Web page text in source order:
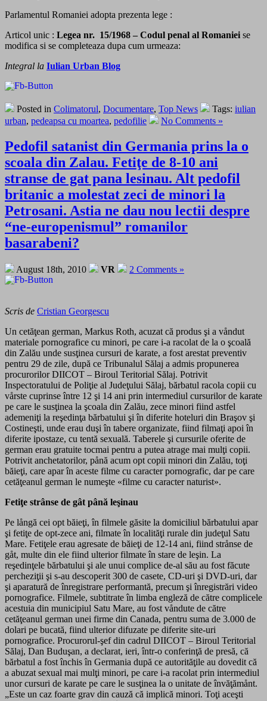
Parlamentul Romaniei adopta prezenta lege :
Articol unic : Legea nr. 15/1968 – Codul penal al Romaniei se
modifica si se completeaza dupa cum urmeaza:
Integral la Iulian Urban Blog
Posted in Colimatorul, Documentare, Top News Tags: iulian
urban, pedeapsa cu moartea, pedofilie No Comments »
Pedofil satanist din Germania prins la o
scoala din Zalau. Fetiţe de 8-10 ani
stranse de gat pana lesinau. Alt pedofil
britanic a molestat zeci de minori la
Petrosani. Astia ne dau nou lectii despre
“ne-europenismul” romanilor
basarabeni?
August 18th, 2010 VR 2 Comments »
Scris de Cristian Georgescu
Un cetăţean german, Markus Roth, acuzat că produs şi a våndut
materiale pornografice cu minori, pe care i-a racolat de la o şcoală
din Zalău unde susţinea cursuri de karate, a fost arestat preventiv
pentru 29 de zile, după ce Tribunalul Sălaj a admis propunerea
procurorilor DIICOT – Biroul Teritorial Sălaj. Potrivit
Inspectoratului de Poliţie al Judeţului Sălaj, bărbatul racola copii cu
vårste cuprinse între 12 şi 14 ani prin intermediul cursurilor de karate
pe care le susţinea la şcoala din Zalău, zece minori fiind astfel
ademeniţi la reşedinţa bărbatului şi în diferite hoteluri din Braşov şi
Costineşti, unde erau duşi în tabere organizate, fiind filmaţi apoi în
diferite ipostaze, cu tentă sexuală. Taberele şi cursurile oferite de
german erau gratuite tocmai pentru a putea atrage mai mulţi copii.
Potrivit anchetatorilor, pånă acum opt copii minori din Zalău, toţi
băieţi, care apar în aceste filme cu caracter pornografic, dar pe care
cetăţeanul german le numeşte «filme cu caracter naturist».
Fetiţe strânse de gât până leşinau
Pe långă cei opt băieţi, în filmele găsite la domiciliul bărbatului apar
şi fetiţe de opt-zece ani, filmate în localităţi rurale din judeţul Satu
Mare. Fetiţele erau agresate de băieţi de 12-14 ani, fiind strånse de
gåt, multe din ele fiind ulterior filmate în stare de leşin. La
reşedinţele bărbatului şi ale unui complice de-al său au fost făcute
percheziţii şi s-au descoperit 300 de casete, CD-uri şi DVD-uri, dar
şi aparatură de înregistrare performantă, precum şi înregistrări video
pornografice. Filmele, subtitrate în limba engleză de către complicele
acestuia din municipiul Satu Mare, au fost våndute de către
cetăţeanul german unei firme din Canada, pentru suma de 3.000 de
dolari pe bucată, fiind ulterior difuzate pe diferite site-uri
pornografice. Procurorul-şef din cadrul DIICOT – Biroul Teritorial
Sălaj, Dan Buduşan, a declarat, ieri, într-o conferinţă de presă, că
bărbatul a fost închis în Germania după ce autorităţile au dovedit că
a abuzat sexual mai mulţi minori, pe care i-a racolat prin intermediul
unor cursuri de karate pe care le susţinea la o unitate de învăţămånt.
„Este un caz foarte grav din cauză că implică minori. Toţi aceşti